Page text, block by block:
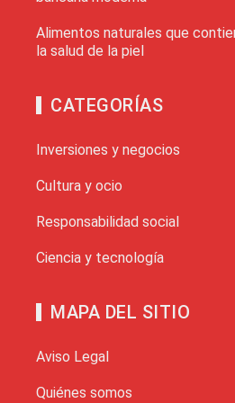
Alimentos naturales que
la salud de la piel
CATEGORÍAS
Inversiones y negocios
Cultura y ocio
Responsabilidad social
Ciencia y tecnología
MAPA DEL SITIO
Aviso Legal
Quiénes somos